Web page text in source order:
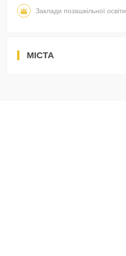
Заклади позашкільної освіти
МІСТА